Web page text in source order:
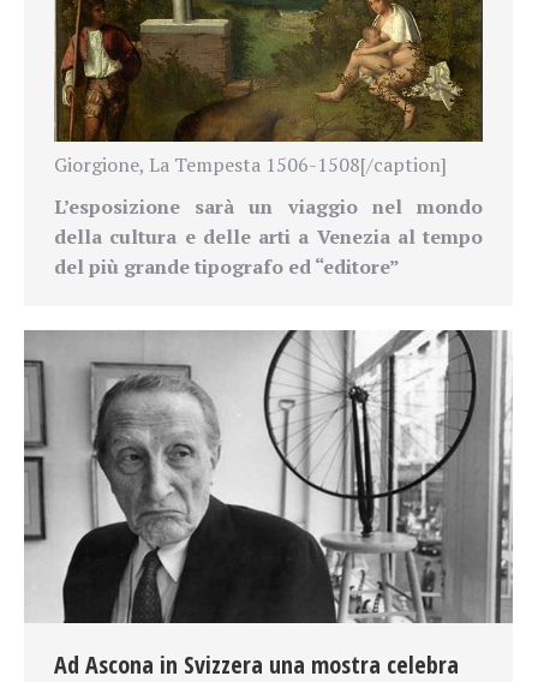
Giorgione, La Tempesta 1506-1508[/caption]
L’esposizione sarà un viaggio nel mondo
della cultura e delle arti a Venezia al tempo
del più grande tipografo ed “editore”
Ad Ascona in Svizzera una mostra celebra